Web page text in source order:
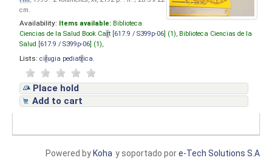
cm.
Availability: Items available: Biblioteca
Ciencias de la Salud Book Cart [ 617.9 / S399p-06 ] (1), Biblioteca Ciencias de la
Salud [ 617.9 / S399p-06 ] (1),
Lists: cirugia pediatrica
Place hold
Add to cart
y soportado pore-Tech Solutions S.A
Powered by Koha